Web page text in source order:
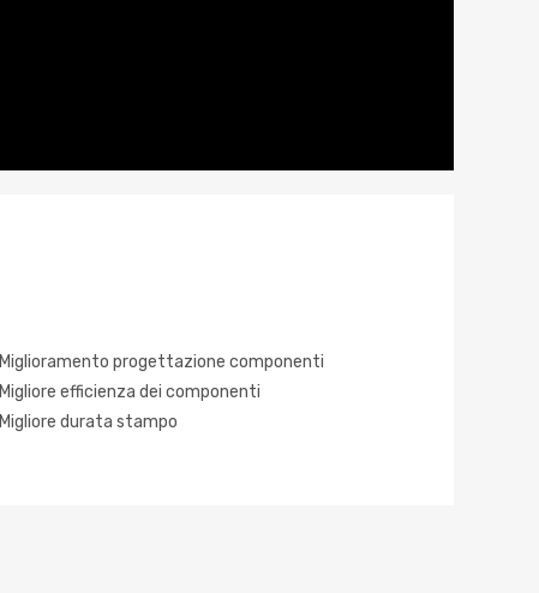
Miglioramento progettazione componenti
Migliore efficienza dei componenti
Migliore durata stampo